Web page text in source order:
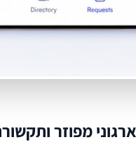
מפוזר